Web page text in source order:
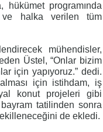
hükümet programında
ve halka verilen tüm
mühendisler,
Üstel, “Onlar bizim
için yapıyoruz.” dedi.
için istihdam, iş
konut projeleri gibi
bayram tatilinden sonra
de ekledi.